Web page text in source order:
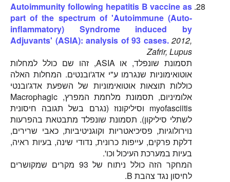
Autoimmunity following hepatitis B vaccine as
part of the spectrum of 'Autoimmune (Auto-
inflammatory) Syndrome induced by
Adjuvants' (ASIA): analysis of 93 cases. 2012,
Zafrir, Lupus
תסמונת שונפלד, או ASIA, זהו שם כולל למחלות
אוטואימוניות שנגרמו ע"י אדג'ובנטים. המחלות האלה
כוללות תוצאות אוטואימוניות של השפעת אדג'ובנטי
אלומיניום, תסמונת מלחמת המפרץ, Macrophagic
myofasciitis וסיליקונוז (נגרם בשל תגובה חיסונית
לשתלי סיליקון). תסמונת שונפלד מתבטאת בהפרעות
נוירולוגיות, פסיכיאטריות וקוגניטיביות, כאבי שרירים,
דלקת פרקים, עייפות כרונית, נדודי שינה, בעיות ראיה,
בעיות במערכת העיכול וכו'.
המחקר הזה כולל ניתוח של 93 מקרים שמקושרים
לחיסון נגד צהבת B.